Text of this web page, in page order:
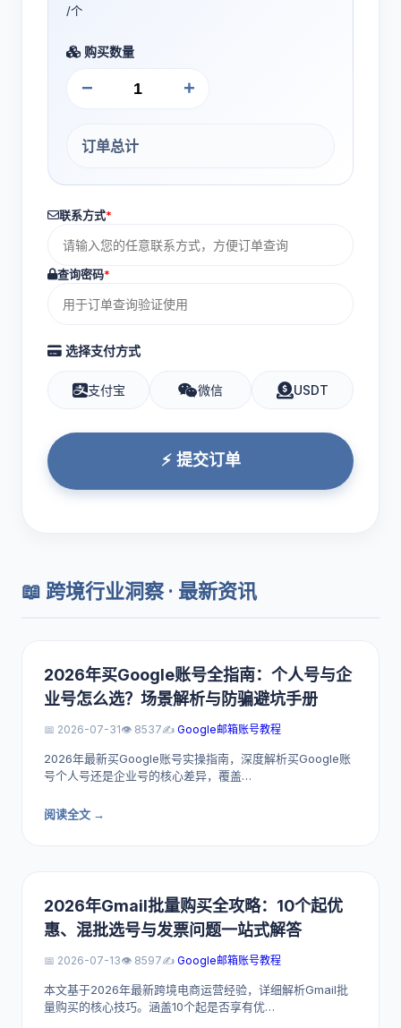
/个
购买数量
− +
订单总计
联系方式*
查询密码*
选择支付方式
支付宝 微信 USDT
⚡ 提交订单
📖 跨境行业洞察 · 最新资讯
2026年买Google账号全指南：个人号与企
业号怎么选？场景解析与防骗避坑手册
📅 2026-07-31👁️ 8537✍️ Google邮箱账号教程
2026年最新买Google账号实操指南，深度解析买Google账
号个人号还是企业号的核心差异，覆盖…
阅读全文 →
2026年Gmail批量购买全攻略：10个起优
惠、混批选号与发票问题一站式解答
📅 2026-07-13👁️ 8597✍️ Google邮箱账号教程
本文基于2026年最新跨境电商运营经验，详细解析Gmail批
量购买的核心技巧。涵盖10个起是否享有优…